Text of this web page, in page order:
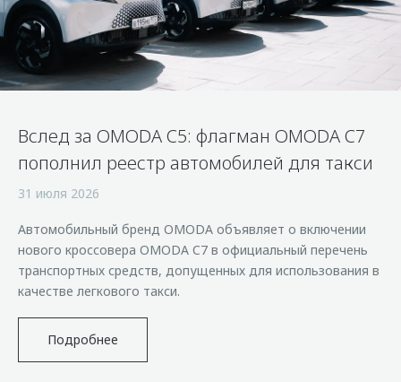
Страхование
Кредитный калькулятор
Аксессуары
Оригинальные аксессуары
Запчасти
Калькулятор трейд-ин
Клиентская поддержка
O&J Автоклуб
Клуб владельцев OMODA
Аксессуары
Одежда и сувениры
Запчасти
Обратная связь
Вслед за OMODA C5: флагман OMODA C7
пополнил реестр автомобилей для такси
31 июля 2026
Автомобильный бренд OMODA объявляет о включении
нового кроссовера OMODA C7 в официальный перечень
транспортных средств, допущенных для использования в
качестве легкового такси.
Подробнее